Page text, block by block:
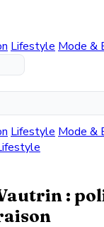
Lifestyle Mode &
Lifestyle Mode &
: